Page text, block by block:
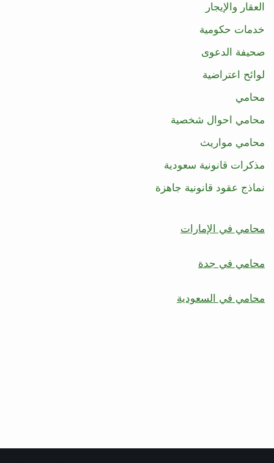
العقار والإيجار
خدمات حكومية
صحيفة الدعوى
لوائح اعتراضية
محامي
محامي احوال شخصية
محامي مواريث
مذكرات قانونية سعودية
نماذج عقود قانونية جاهزة
محامي في الإمارات
محامي في جدة
محامي في السعودية